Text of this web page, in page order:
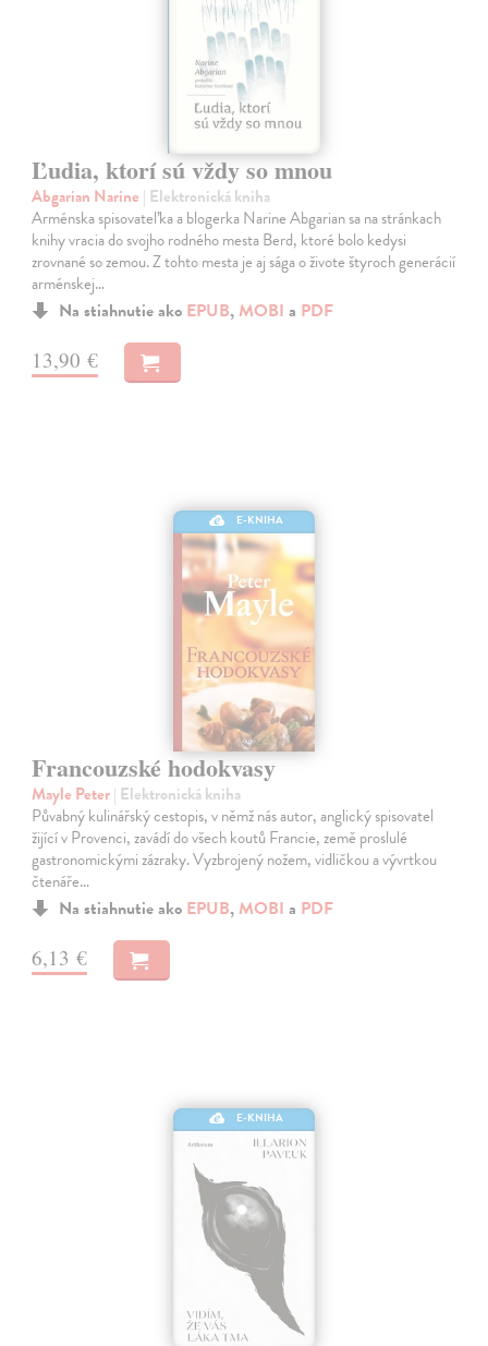
Ľudia, ktorí sú vždy so mnou
Abgarian Narine | Elektronická kniha
Arménska spisovateľka a blogerka Narine Abgarian sa na stránkach
knihy vracia do svojho rodného mesta Berd, ktoré bolo kedysi
zrovnané so zemou. Z tohto mesta je aj sága o živote štyroch generácií
arménskej…
Na stiahnutie ako EPUB, MOBI a PDF
13,90 €
E-KNIHA
Francouzské hodokvasy
Mayle Peter| Elektronická kniha
Půvabný kulinářský cestopis, v němž nás autor, anglický spisovatel
žijící v Provenci, zavádí do všech koutů Francie, země proslulé
gastronomickými zázraky. Vyzbrojený nožem, vidličkou a vývrtkou
čtenáře…
Na stiahnutie ako EPUB, MOBI a PDF
6,13 €
E-KNIHA